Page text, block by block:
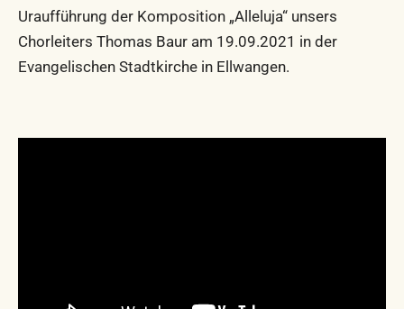
Uraufführung der Komposition „Alleluja“ unsers
Chorleiters Thomas Baur am 19.09.2021 in der
Evangelischen Stadtkirche in Ellwangen.